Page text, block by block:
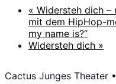
« Widersteh dich –
mit dem HipHop-
my name is?“
Widersteh dich »
Cactus Junges Theater